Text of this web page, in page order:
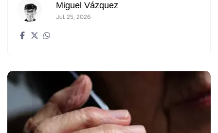
Miguel Vázquez
Jul. 25, 2026